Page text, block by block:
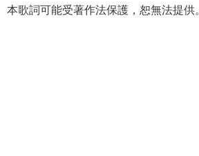
本歌詞可能受著作法保護，恕無法提供。